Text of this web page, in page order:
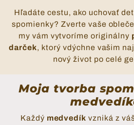
Hľadáte cestu, ako uchovať
spomienky? Zverte vaše
my vám vytvoríme originálny
darček, ktorý vdýchne vašim
nový život po celé
Moja tvorba
Každý medvedík vzniká z